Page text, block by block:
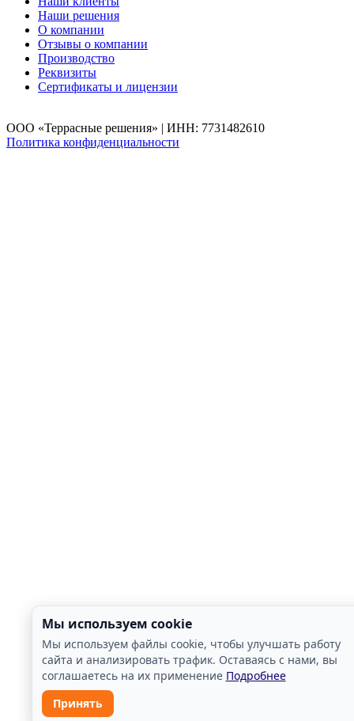
Наши решения
О компании
Отзывы о компании
Производство
Реквизиты
Сертификаты и лицензии
ООО «Террасные решения» | ИНН: 7731482610
Политика конфиденциальности
Мы используем cookie
Мы используем файлы cookie, чтобы улучшать работу
сайта и анализировать трафик. Оставаясь с нами, вы
соглашаетесь на их применение Подробнее
Принять